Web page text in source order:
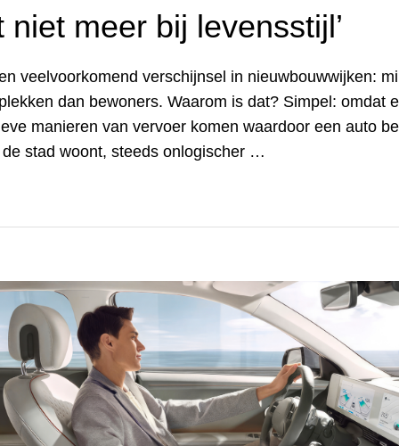
niet meer bij levensstijl’
veelvoorkomend verschijnsel in nieuwbouwwijken:
dan bewoners. Waarom is dat? Simpel: omdat
manieren van vervoer komen waardoor een auto
stad woont, steeds onlogischer …